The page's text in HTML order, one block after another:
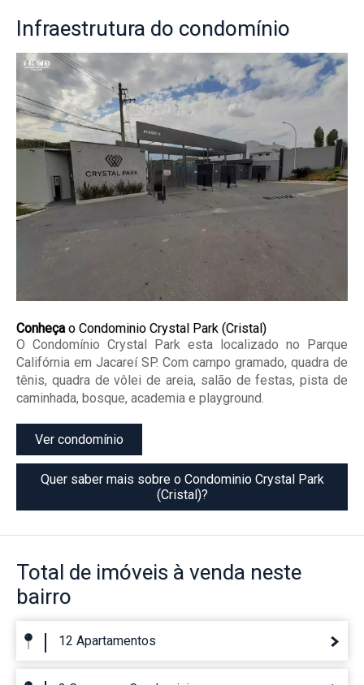
Infraestrutura do condomínio
Conheçao Condominio Crystal Park (Cristal)
O Condomínio Crystal Park esta localizado no Parque
Califórnia em Jacareí SP. Com campo gramado, quadra de
tênis, quadra de vôlei de areia, salão de festas, pista de
caminhada, bosque, academia e playground.
Ver condomínio
Quer saber mais sobre o Condominio Crystal Park
(Cristal)?
Total de imóveis à venda neste
bairro
12 Apartamentos